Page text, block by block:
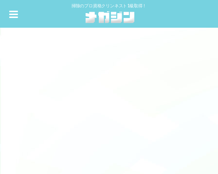
掃除のプロ資格クリンネスト1級取得！